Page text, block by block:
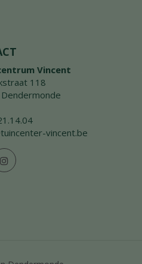
Vincent
118
vincent.be